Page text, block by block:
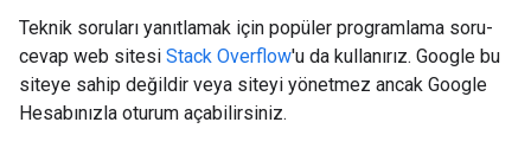
Teknik soruları yanıtlamak için popüler programlama soru-
cevap web sitesi Stack Overflow'u da kullanırız. Google bu
siteye sahip değildir veya siteyi yönetmez ancak Google
Hesabınızla oturum açabilirsiniz.